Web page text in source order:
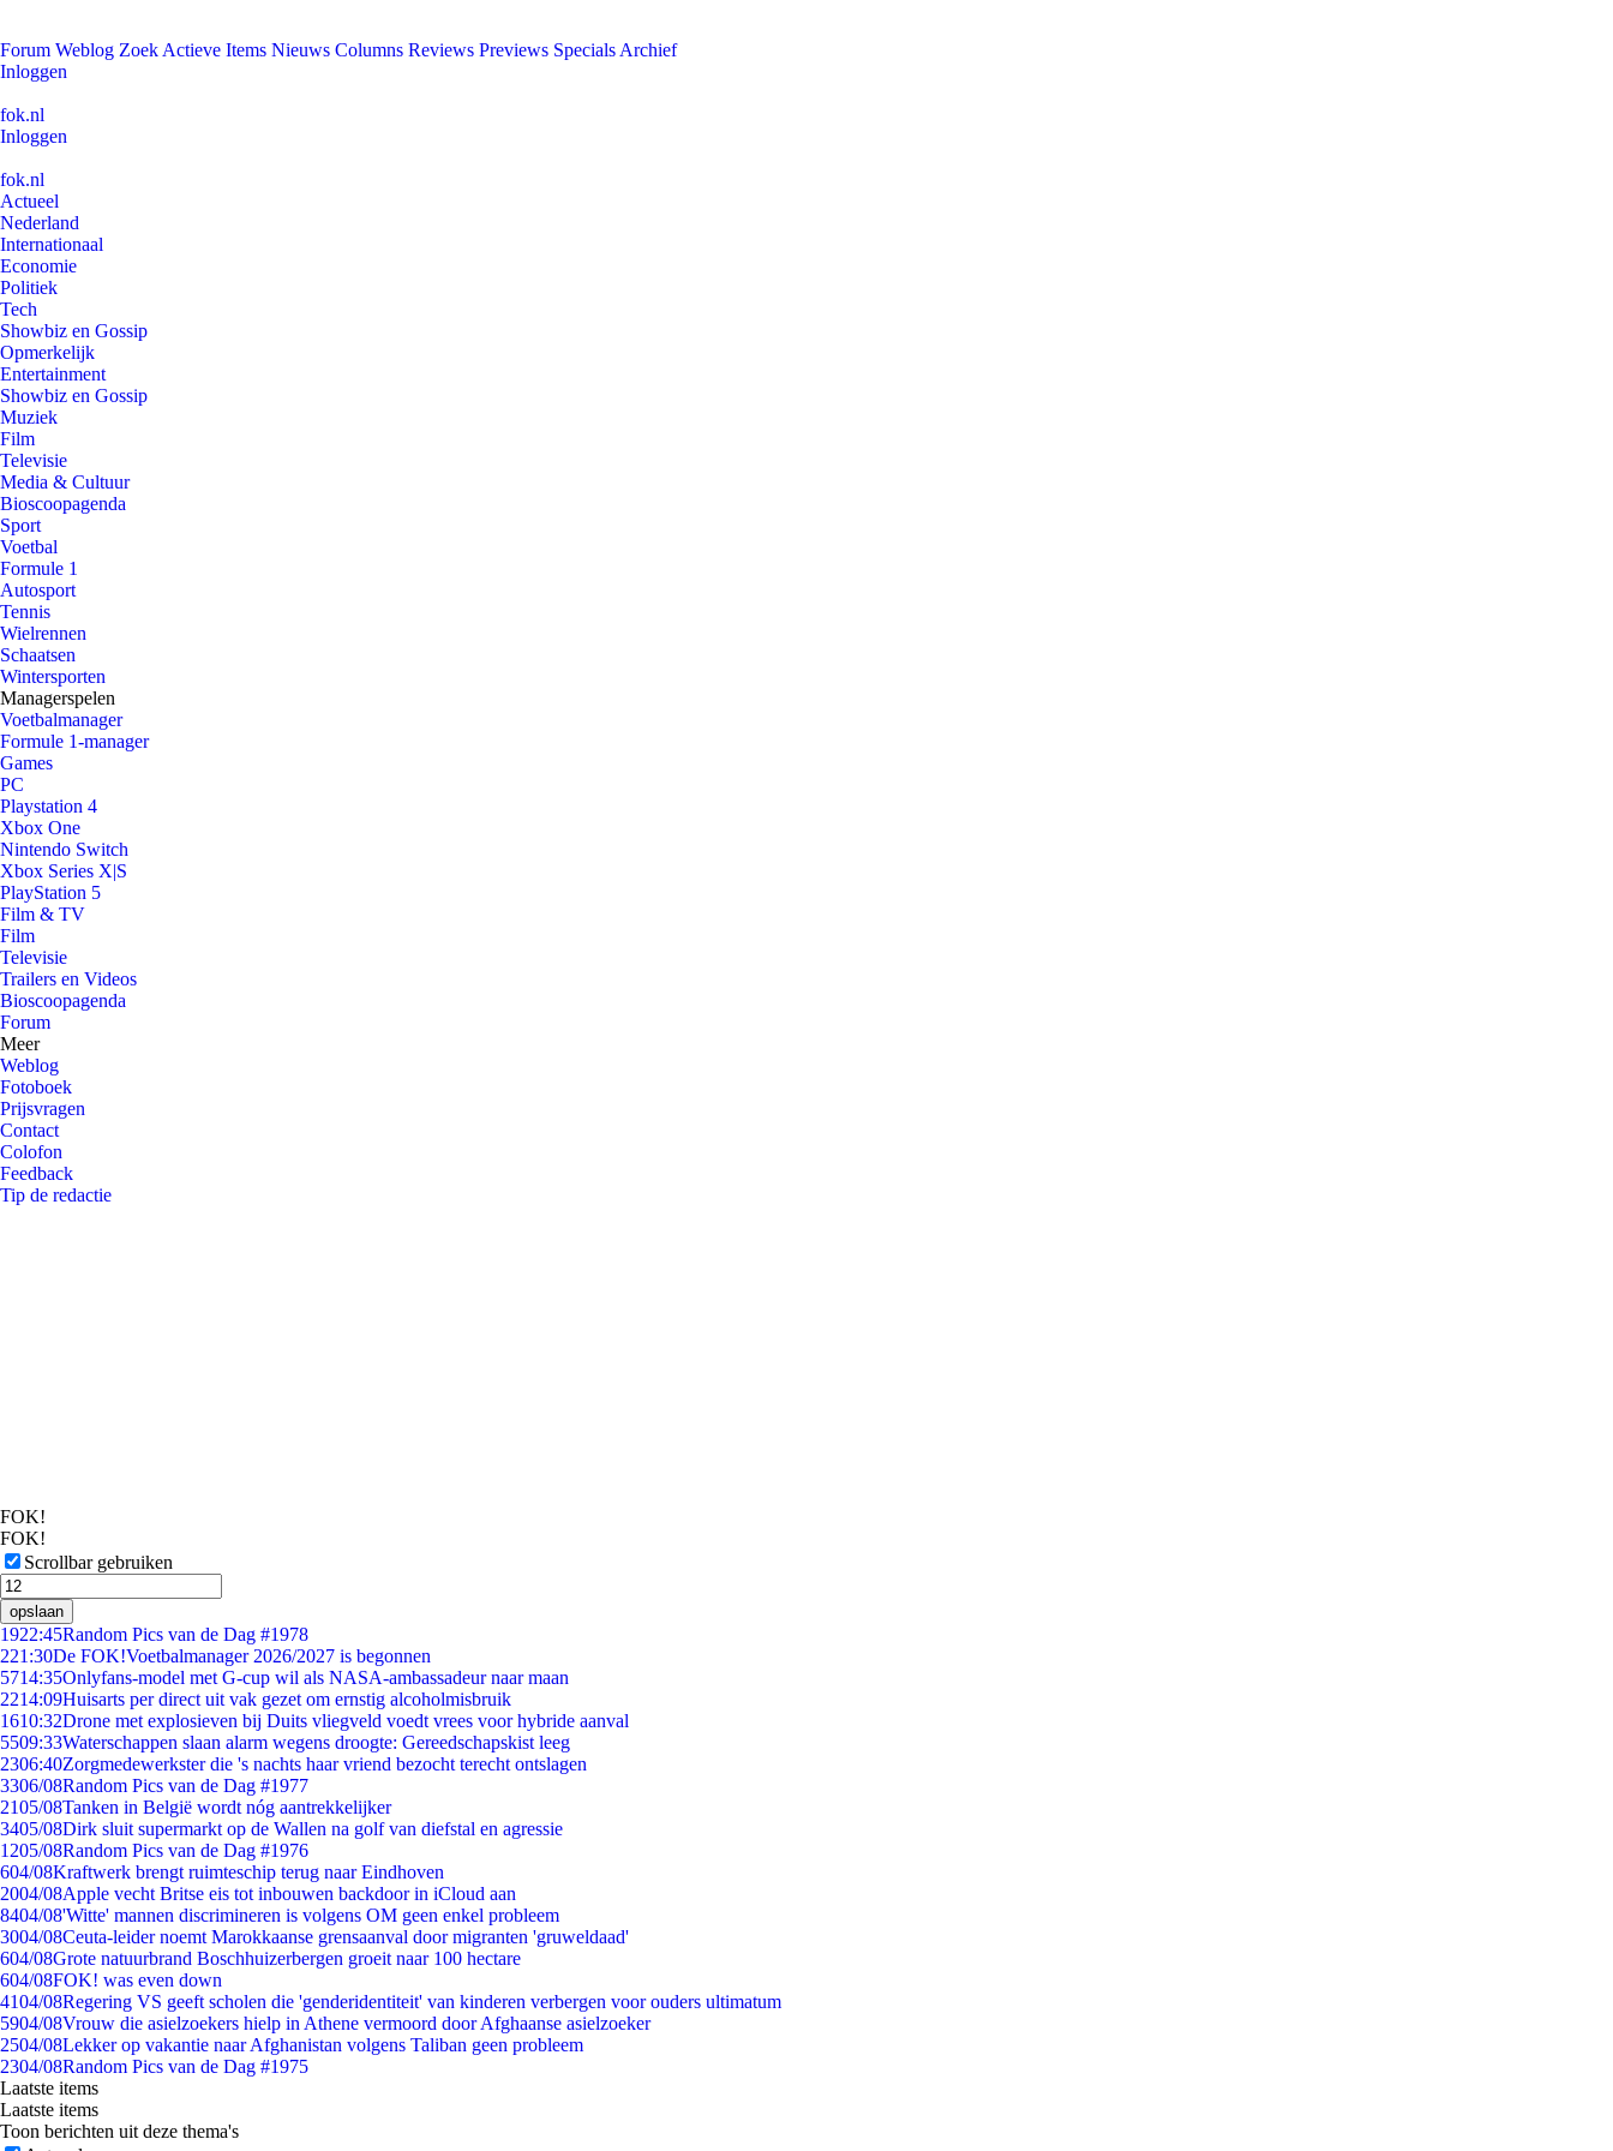
Forum Weblog Zoek Actieve Items Nieuws Columns Reviews Previews Specials Archief
Inloggen
fok.nl
Inloggen
fok.nl
Actueel
Nederland
Internationaal
Economie
Politiek
Tech
Showbiz en Gossip
Opmerkelijk
Entertainment
Showbiz en Gossip
Muziek
Film
Televisie
Media & Cultuur
Bioscoopagenda
Sport
Voetbal
Formule 1
Autosport
Tennis
Wielrennen
Schaatsen
Wintersporten
Managerspelen
Voetbalmanager
Formule 1-manager
Games
PC
Playstation 4
Xbox One
Nintendo Switch
Xbox Series X|S
PlayStation 5
Film & TV
Film
Televisie
Trailers en Videos
Bioscoopagenda
Forum
Meer
Weblog
Fotoboek
Prijsvragen
Contact
Colofon
Feedback
Tip de redactie
FOK!
FOK!
Scrollbar gebruiken
opslaan
1922:45Random Pics van de Dag #1978
221:30De FOK!Voetbalmanager 2026/2027 is begonnen
5714:35Onlyfans-model met G-cup wil als NASA-ambassadeur naar maan
2214:09Huisarts per direct uit vak gezet om ernstig alcoholmisbruik
1610:32Drone met explosieven bij Duits vliegveld voedt vrees voor hybride aanval
5509:33Waterschappen slaan alarm wegens droogte: Gereedschapskist leeg
2306:40Zorgmedewerkster die 's nachts haar vriend bezocht terecht ontslagen
3306/08Random Pics van de Dag #1977
2105/08Tanken in België wordt nóg aantrekkelijker
3405/08Dirk sluit supermarkt op de Wallen na golf van diefstal en agressie
1205/08Random Pics van de Dag #1976
604/08Kraftwerk brengt ruimteschip terug naar Eindhoven
2004/08Apple vecht Britse eis tot inbouwen backdoor in iCloud aan
8404/08'Witte' mannen discrimineren is volgens OM geen enkel probleem
3004/08Ceuta-leider noemt Marokkaanse grensaanval door migranten 'gruweldaad'
604/08Grote natuurbrand Boschhuizerbergen groeit naar 100 hectare
604/08FOK! was even down
4104/08Regering VS geeft scholen die 'genderidentiteit' van kinderen verbergen voor ouders ultimatum
5904/08Vrouw die asielzoekers hielp in Athene vermoord door Afghaanse asielzoeker
2504/08Lekker op vakantie naar Afghanistan volgens Taliban geen probleem
2304/08Random Pics van de Dag #1975
Laatste items
Laatste items
Toon berichten uit deze thema's